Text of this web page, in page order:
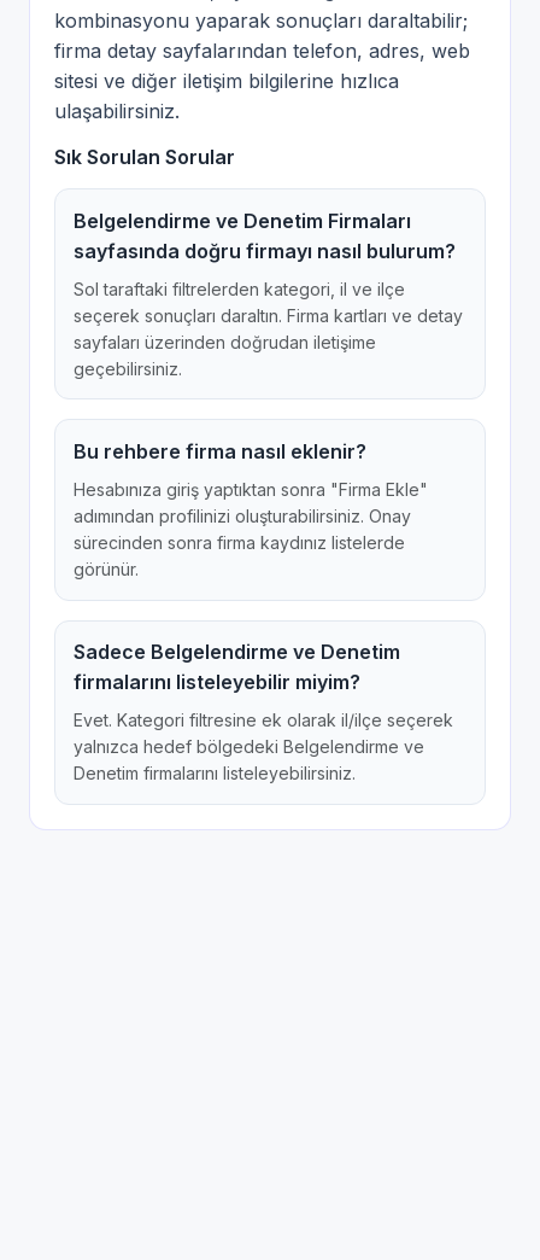
kombinasyonu yaparak sonuçları daraltabilir;
firma detay sayfalarından telefon, adres, web
sitesi ve diğer iletişim bilgilerine hızlıca
ulaşabilirsiniz.
Sık Sorulan Sorular
Belgelendirme ve Denetim Firmaları
sayfasında doğru firmayı nasıl bulurum?
Sol taraftaki filtrelerden kategori, il ve ilçe
seçerek sonuçları daraltın. Firma kartları ve detay
sayfaları üzerinden doğrudan iletişime
geçebilirsiniz.
Bu rehbere firma nasıl eklenir?
Hesabınıza giriş yaptıktan sonra "Firma Ekle"
adımından profilinizi oluşturabilirsiniz. Onay
sürecinden sonra firma kaydınız listelerde
görünür.
Sadece Belgelendirme ve Denetim
firmalarını listeleyebilir miyim?
Evet. Kategori filtresine ek olarak il/ilçe seçerek
yalnızca hedef bölgedeki Belgelendirme ve
Denetim firmalarını listeleyebilirsiniz.